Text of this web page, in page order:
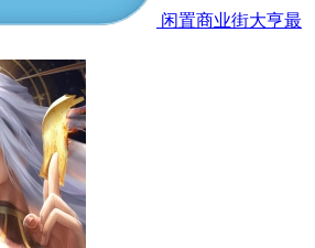
闲置商业街大亨最